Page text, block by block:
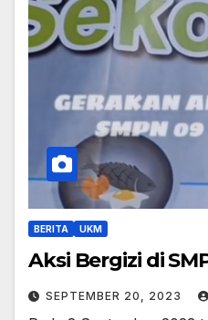
BERITA UKM
Aksi Bergizi di
SEPTEMBER 20, 2023